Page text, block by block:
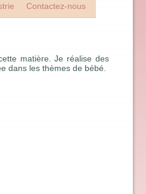
Contactez-nous
matière. Je réalise des
dans les thèmes de bébé.